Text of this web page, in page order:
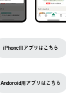
iPhone用アプリはこちら
Andoroid用アプリはこちら